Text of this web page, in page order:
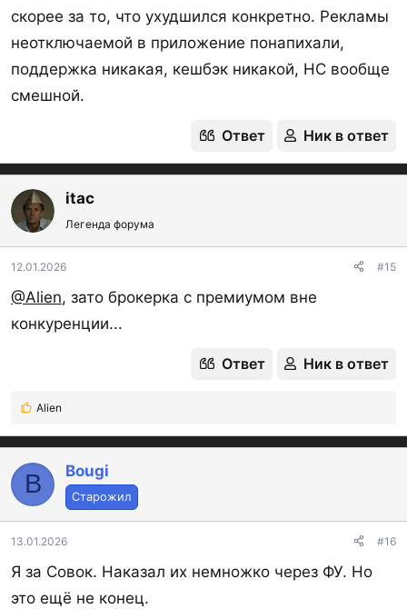
скорее за то, что ухудшился конкретно. Рекламы
неотключаемой в приложение понапихали,
поддержка никакая, кешбэк никакой, НС вообще
смешной.
Ответ Ник в ответ
itac
Легенда форума
12.01.2026 #15
@Alien, зато брокерка с премиумом вне
конкуренции...
Ответ Ник в ответ
Р
а
к
и
и
:
Alien
B Bougi
Старожил
13.01.2026 #16
Я за Совок. Наказал их немножко через ФУ. Но
это ещё не конец.